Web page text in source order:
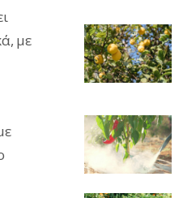
με